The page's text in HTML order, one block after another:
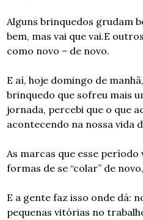
Alguns brinquedos grudam
bem, mas vai que vai.E
como novo – de novo.
E aí, hoje domingo de
brinquedo que sofreu mais
jornada, percebi que o que
acontecendo na nossa
As marcas que esse
formas de se “colar” de
E a gente faz isso onde dá:
pequenas vitórias no